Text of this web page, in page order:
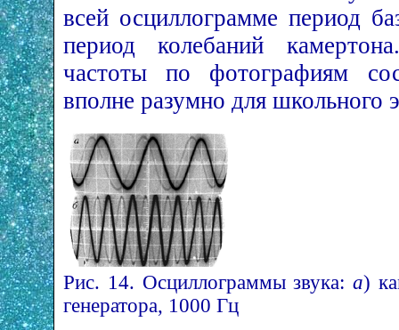
всей осциллограмме период
период колебаний
частоты по фотографиям
вполне разумно для школьного
Рис. 14. Осциллограммы звука:а)
генератора, 1000 Гц